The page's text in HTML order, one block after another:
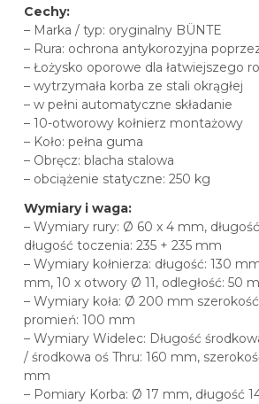
Cechy:
– Marka / typ: oryginalny BÜNTE
– Rura: ochrona antykorozyjna
– Łożysko oporowe dla łatwiejszego
– wytrzymała korba ze stali okrągłej
– w pełni automatyczne składanie
– 10-otworowy kołnierz montażowy
– Koło: pełna guma
– Obręcz: blacha stalowa
– obciążenie statyczne: 250 kg
Wymiary i waga:
– Wymiary rury: Ø 60 x 4 mm,
długość toczenia: 235 + 235 mm
– Wymiary kołnierza: długość: 130
mm, 10 x otwory Ø 11, odległość: 50
– Wymiary koła: Ø 200 mm
promień: 100 mm
– Wymiary Widelec: Długość
/ środkowa oś Thru: 160 mm,
mm
– Pomiary Korba: Ø 17 mm, długość